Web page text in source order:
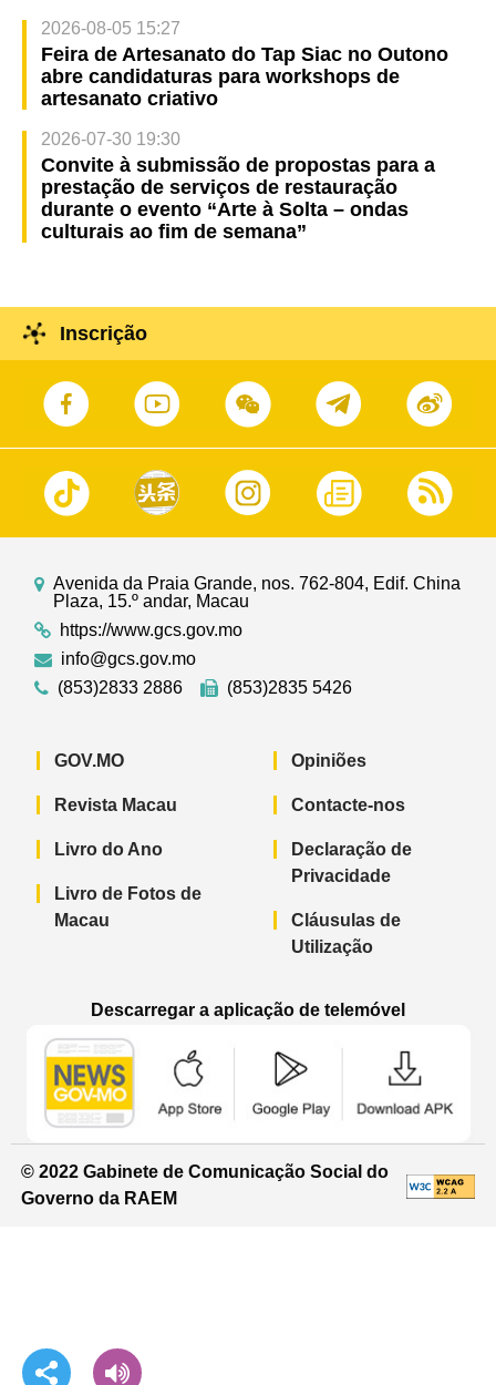
2026-08-05 15:27
Feira de Artesanato do Tap Siac no Outono
abre candidaturas para workshops de
artesanato criativo
2026-07-30 19:30
Convite à submissão de propostas para a
prestação de serviços de restauração
durante o evento “Arte à Solta – ondas
culturais ao fim de semana”
Inscrição
Avenida da Praia Grande, nos. 762-804, Edif. China
Plaza, 15.º andar, Macau
https://www.gcs.gov.mo
info@gcs.gov.mo
(853)2833 2886
(853)2835 5426
GOV.MO
Revista Macau
Livro do Ano
Livro de Fotos de
Macau
Opiniões
Contacte-nos
Declaração de
Privacidade
Cláusulas de
Utilização
Descarregar a aplicação de telemóvel
© 2022 Gabinete de Comunicação Social do
Governo da RAEM